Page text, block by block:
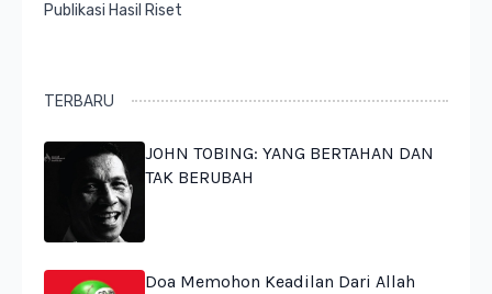
Publikasi Hasil Riset
TERBARU
JOHN TOBING: YANG BERTAHAN DAN
TAK BERUBAH
Doa Memohon Keadilan Dari Allah